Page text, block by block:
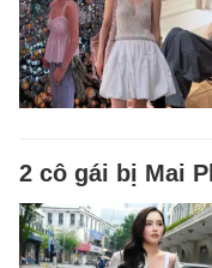
2 cô gái bị Mai